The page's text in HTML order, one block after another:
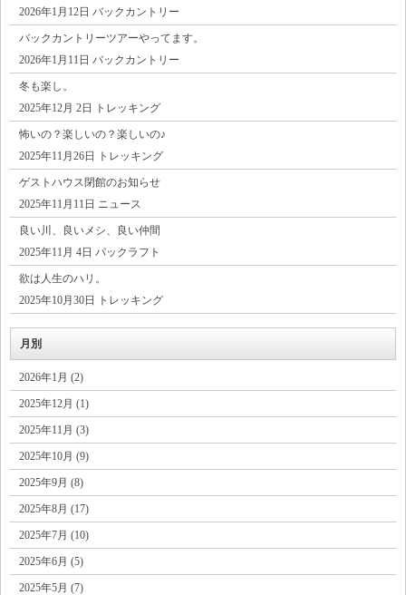
2026年1月12日 バックカントリー
バックカントリーツアーやってます。
2026年1月11日 バックカントリー
冬も楽し。
2025年12月 2日 トレッキング
怖いの？楽しいの？楽しいの♪
2025年11月26日 トレッキング
ゲストハウス閉館のお知らせ
2025年11月11日 ニュース
良い川、良いメシ、良い仲間
2025年11月 4日 パックラフト
欲は人生のハリ。
2025年10月30日 トレッキング
月別
2026年1月 (2)
2025年12月 (1)
2025年11月 (3)
2025年10月 (9)
2025年9月 (8)
2025年8月 (17)
2025年7月 (10)
2025年6月 (5)
2025年5月 (7)